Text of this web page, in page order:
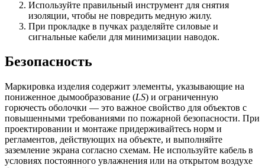
Используйте правильный инструмент для снятия
изоляции, чтобы не повредить медную жилу.
При прокладке в пучках разделяйте силовые и
сигнальные кабели для минимизации наводок.
Безопасность
Маркировка изделия содержит элементы, указывающие на
пониженное дымообразование (LS) и ограниченную
горючесть оболочки — это важное свойство для объектов с
повышенными требованиями по пожарной безопасности. При
проектировании и монтаже придерживайтесь норм и
регламентов, действующих на объекте, и выполняйте
заземление экрана согласно схемам. Не используйте кабель в
условиях постоянного увлажнения или на открытом воздухе